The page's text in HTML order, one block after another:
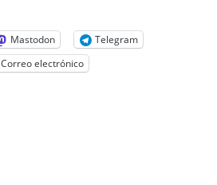
Mastodon
Telegram
Correo electrónico